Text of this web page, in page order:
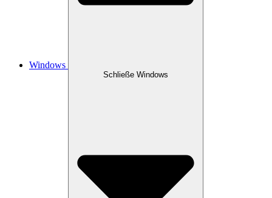
Windows
Schließe Windows